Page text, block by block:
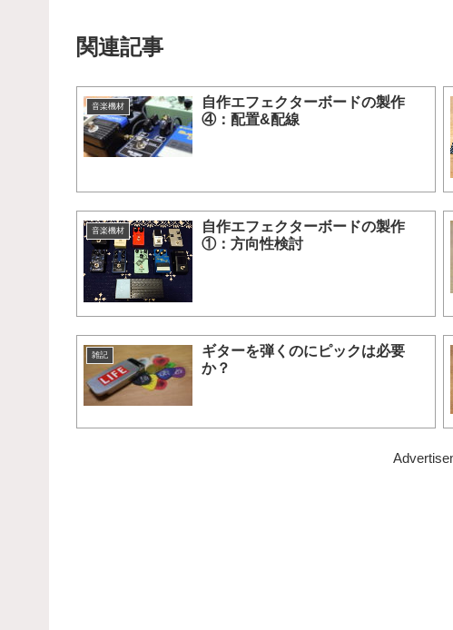
関連記事
音楽機材
自作エフェクターボードの製作
④：配置&配線
音楽機材
自作エフェクターボードの製作
①：方向性検討
雑記
ギターを弾くのにピックは必要
か？